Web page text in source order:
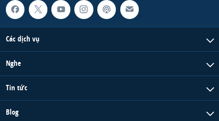
Các dịch vụ
Nghe
Tin tức
Blog